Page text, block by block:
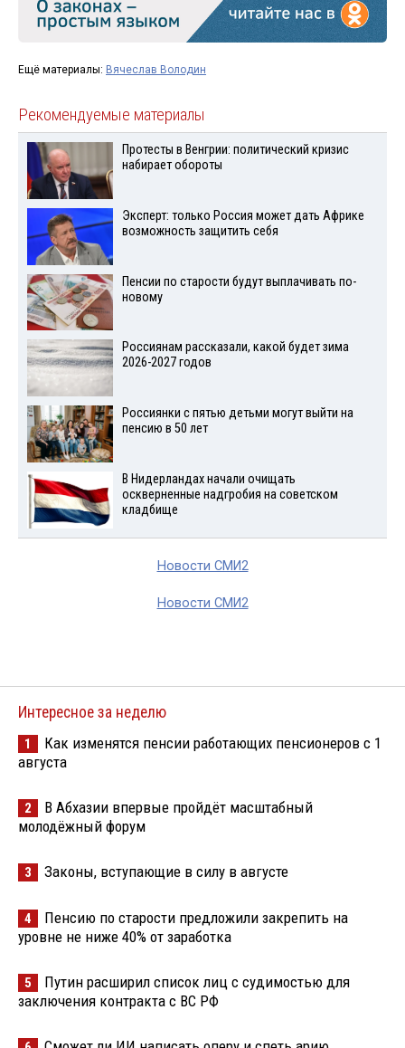
Ещё материалы: Вячеслав Володин
Рекомендуемые материалы
Протесты в Венгрии: политический кризис
набирает обороты
Эксперт: только Россия может дать Африке
возможность защитить себя
Пенсии по старости будут выплачивать по-
новому
Россиянам рассказали, какой будет зима
2026-2027 годов
Россиянки с пятью детьми могут выйти на
пенсию в 50 лет
В Нидерландах начали очищать
оскверненные надгробия на советском
кладбище
Новости СМИ2
Новости СМИ2
Интересное за неделю
1
Как изменятся пенсии работающих пенсионеров с 1
августа
2
В Абхазии впервые пройдёт масштабный
молодёжный форум
3 Законы, вступающие в силу в августе
4
Пенсию по старости предложили закрепить на
уровне не ниже 40% от заработка
5
Путин расширил список лиц с судимостью для
заключения контракта с ВС РФ